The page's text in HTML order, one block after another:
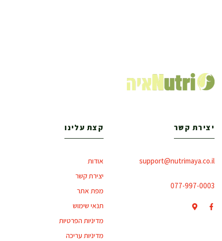
יצירת קשר
support@nutrimaya.co.il
077-997-0003
קצת עלינו
אודות
יצירת קשר
מפת אתר
תנאי שימוש
מדיניות הפרטיות
מדיניות עריכה